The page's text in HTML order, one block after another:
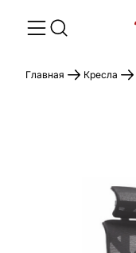
Главная Кресла